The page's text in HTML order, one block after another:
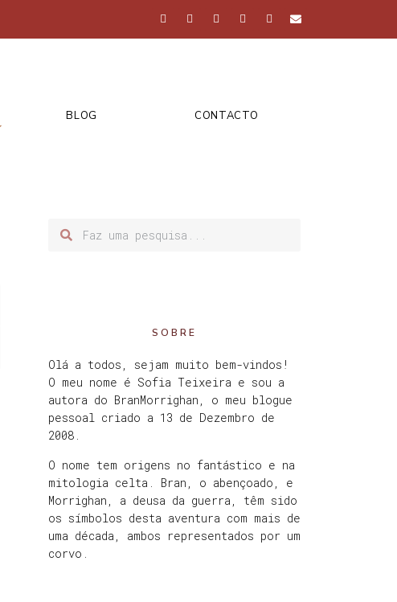
BLOG CONTACTO
SOBRE
Olá a todos, sejam muito bem-vindos!
O meu nome é Sofia Teixeira e sou a
autora do BranMorrighan, o meu blogue
pessoal criado a 13 de Dezembro de
2008.
O nome tem origens no fantástico e na
mitologia celta. Bran, o abençoado, e
Morrighan, a deusa da guerra, têm sido
os símbolos desta aventura com mais de
uma década, ambos representados por um
corvo.